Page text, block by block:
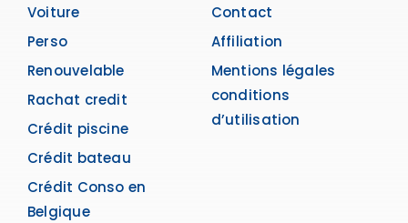
Voiture
Perso
Renouvelable
Rachat credit
Crédit piscine
Crédit bateau
Crédit Conso en
Belgique
Contact
Affiliation
Mentions légales
conditions
d’utilisation